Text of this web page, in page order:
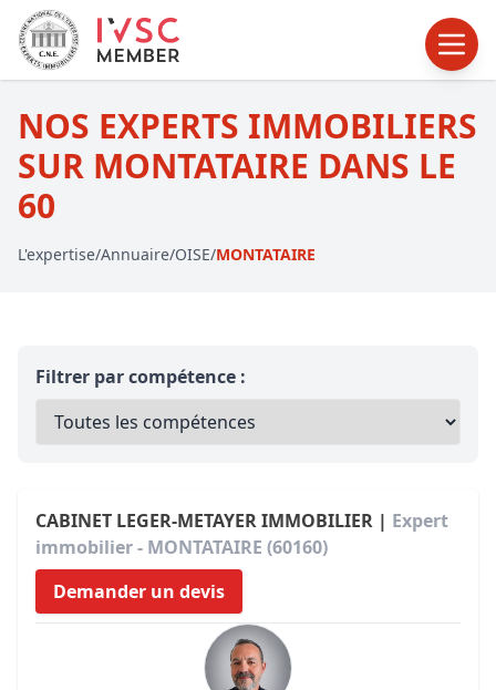
NOS EXPERTS IMMOBILIERS
SUR MONTATAIRE DANS LE
60
L'expertise/Annuaire/OISE/MONTATAIRE
Filtrer par compétence :
CABINET LEGER-METAYER IMMOBILIER | Expert
immobilier - MONTATAIRE (60160)
Demander un devis